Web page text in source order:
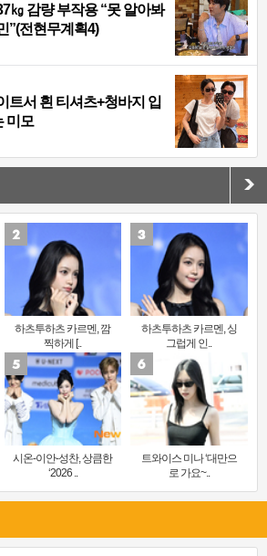
㎏ 감량 부작용 “못 알아봐
”(전현무계획4)
트서 흰 티셔츠+청바지 입
미모
하츠투하츠 카르멘, 깜
찍하게 [..
하츠투하츠 카르멘, 싱
그럽게 인..
시온-이안-성찬, 상큼한
‘2026 ..
트와이스 미나 ‘대만으
로 가요~..